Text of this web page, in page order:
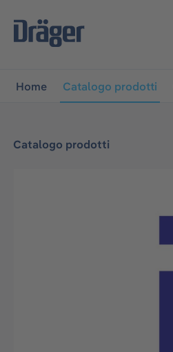
navigazione principale
Home Catalogo prodotti
Catalogo prodotti